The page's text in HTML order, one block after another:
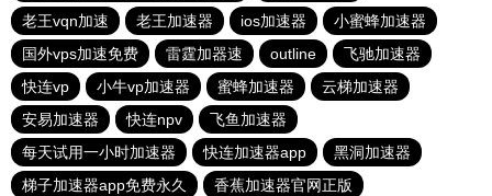
老王vqn加速
老王加速器 ios加速器
小蜜蜂加速器
国外vps加速免费
雷霆加器速 outline
飞驰加速器
快连vp
小牛vp加速器 蜜蜂加速器
云梯加速器
安易加速器
快连npv
飞鱼加速器
每天试用一小时加速器
快连加速器app
黑洞加速器
梯子加速器app免费永久
香蕉加速器官网正版